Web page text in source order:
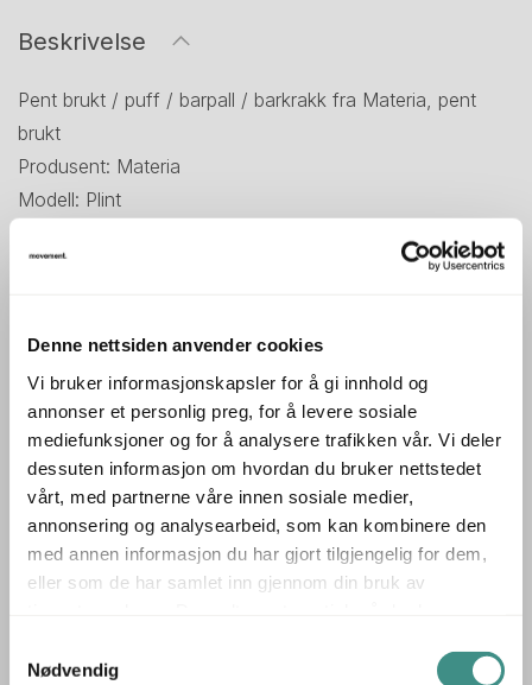
Denne nettsiden anvender cookies
Vi bruker informasjonskapsler for å gi innhold og
annonser et personlig preg, for å levere sosiale
mediefunksjoner og for å analysere trafikken vår. Vi deler
dessuten informasjon om hvordan du bruker nettstedet
vårt, med partnerne våre innen sosiale medier,
annonsering og analysearbeid, som kan kombinere den
med annen informasjon du har gjort tilgjengelig for dem,
eller som de har samlet inn gjennom din bruk av
Nødvendig
Beskrivelse
Pent brukt / puff / barpall / barkrakk fra Materia, pent
brukt
Produsent: Materia
Modell: Plint
Sete trukket i mærktstoff
Sittebredde 40 cm
Dybde er 34cm
---
Pent brukt, prisen er pr stk.
Vi har også mye annet å velge mellom innen barkrakker
og designmøbler - sjekk ut alle våre annonser!